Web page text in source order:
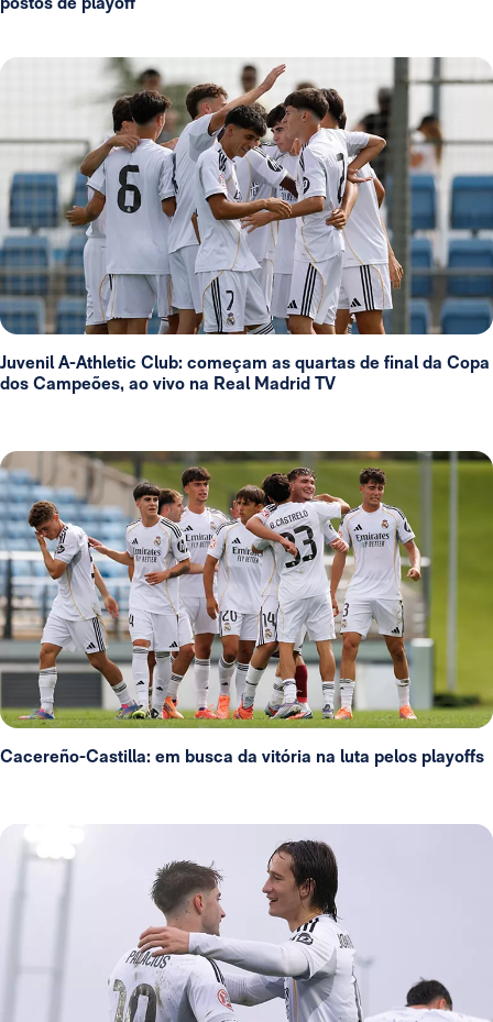
Juvenil A-Athletic Club: começam as quartas de final da Copa
dos Campeões, ao vivo na Real Madrid TV
Cacereño-Castilla: em busca da vitória na luta pelos playoffs